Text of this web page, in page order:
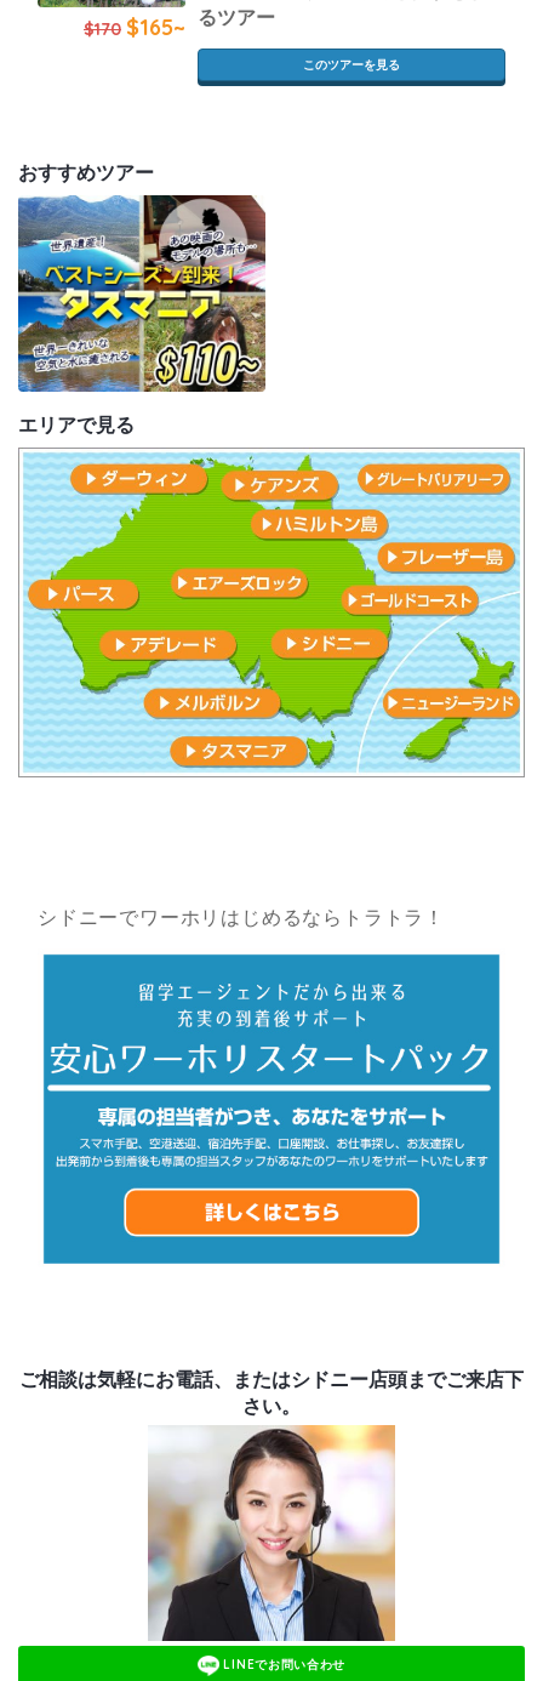
$170 $165~ るツアー
このツアーを見る
おすすめツアー
エリアで見る
シドニーでワーホリはじめるならトラトラ！
ご相談は気軽にお電話、またはシドニー店頭までご来店下
さい。
LINEでお問い合わせ